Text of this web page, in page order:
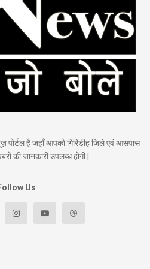
पोर्टल है जहाँ आपको गिरिडीह जिले एवं आसपास
की जानकारी उपलब्ध होगी |
Us